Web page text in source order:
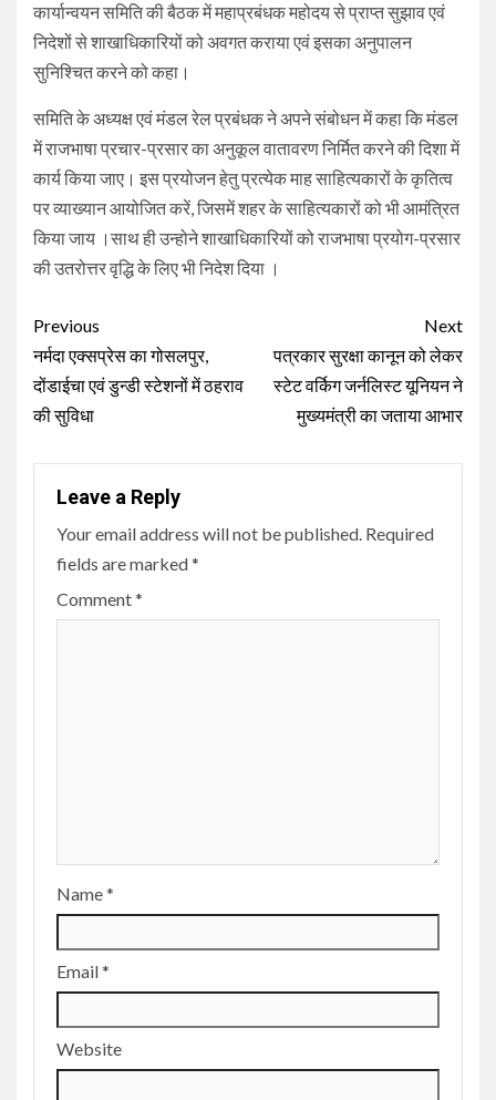
कार्यान्वयन समिति की बैठक में महाप्रबंधक महोदय से प्राप्त सुझाव एवं
निदेशों से शाखाधिकारियों को अवगत कराया एवं इसका अनुपालन
सुनिश्चित करने को कहा।
समिति के अध्यक्ष एवं मंडल रेल प्रबंधक ने अपने संबोधन में कहा कि मंडल
में राजभाषा प्रचार-प्रसार का अनुकूल वातावरण निर्मित करने की दिशा में
कार्य किया जाए। इस प्रयोजन हेतु प्रत्येक माह साहित्यकारों के कृतित्व
पर व्याख्यान आयोजित करें, जिसमें शहर के साहित्यकारों को भी आमंत्रित
किया जाय ।साथ ही उन्होने शाखाधिकारियों को राजभाषा प्रयोग-प्रसार
की उतरोत्तर वृद्धि के लिए भी निदेश दिया ।
Continue
Reading
Previous
नर्मदा एक्सप्रेस का गोसलपुर,
दोंडाईचा एवं डुन्डी स्टेशनों में ठहराव
की सुविधा
Next
पत्रकार सुरक्षा कानून को लेकर
स्टेट वर्किग जर्नलिस्ट यूनियन ने
मुख्यमंत्री का जताया आभार
Leave a Reply
Your email address will not be published. Required
fields are marked*
Comment*
Name*
Email*
Website